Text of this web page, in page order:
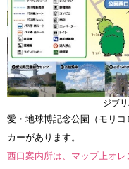
ジブ
愛・地球博記念公園（モリ
カーがあります。
西口案内所は、マップ上オ